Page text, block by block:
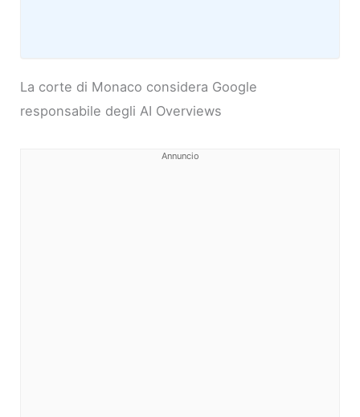
La corte di Monaco considera Google
responsabile degli AI Overviews
Annuncio